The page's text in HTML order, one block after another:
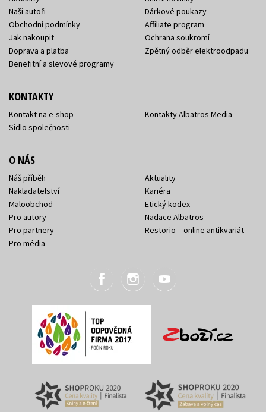
Naši autoři
Obchodní podmínky
Jak nakoupit
Doprava a platba
Benefitní a slevové programy
Dárkové poukazy
Affiliate program
Ochrana soukromí
Zpětný odběr elektroodpadu
KONTAKTY
Kontakt na e-shop
Sídlo společnosti
Kontakty Albatros Media
O NÁS
Náš příběh
Nakladatelství
Maloobchod
Pro autory
Pro partnery
Pro média
Aktuality
Kariéra
Etický kodex
Nadace Albatros
Restorio – online antikvariát